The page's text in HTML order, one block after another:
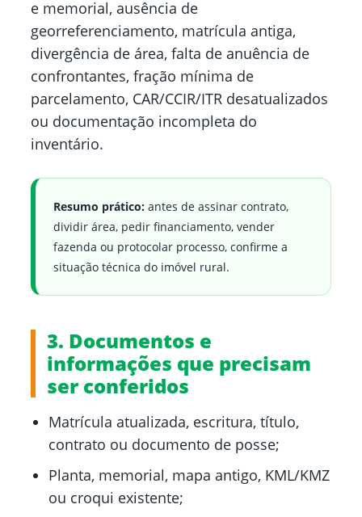
e memorial, ausência de
georreferenciamento, matrícula antiga,
divergência de área, falta de anuência de
confrontantes, fração mínima de
parcelamento, CAR/CCIR/ITR desatualizados
ou documentação incompleta do
inventário.
Resumo prático: antes de assinar contrato,
dividir área, pedir financiamento, vender
fazenda ou protocolar processo, confirme a
situação técnica do imóvel rural.
3. Documentos e
informações que precisam
ser conferidos
Matrícula atualizada, escritura, título,
contrato ou documento de posse;
Planta, memorial, mapa antigo, KML/KMZ
ou croqui existente;